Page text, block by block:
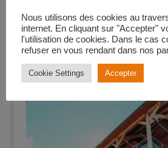
COMMERCE
Nous utilisons des cookies au
internet. En cliquant sur "Accepter"
l'utilisation de cookies. Dans le cas
refuser en vous rendant dans nos
Cookie Settings Accepter